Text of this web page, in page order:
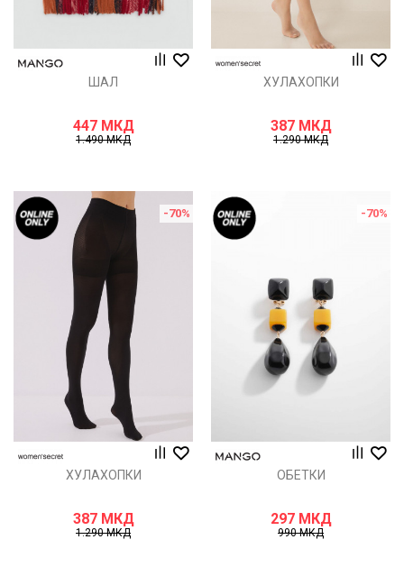
ШАЛ
447 МКД
1.490МКД
ХУЛАХОПКИ
387 МКД
1.290МКД
-70%
ХУЛАХОПКИ
387 МКД
1.290МКД
-70%
ОБЕТКИ
297 МКД
990МКД